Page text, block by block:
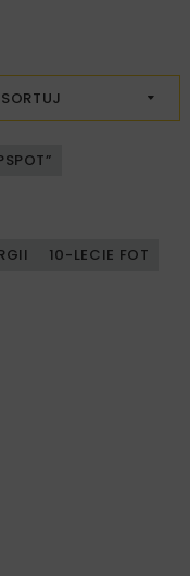
SORTUJ
10-LECIE FOT